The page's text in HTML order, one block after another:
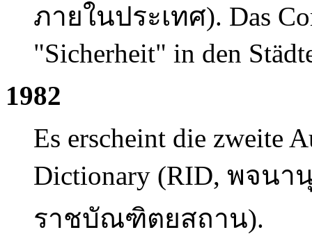
ภายในประเทศ). Das
"Sicherheit" in den
1982
Es erscheint die zweite
Dictionary (RID, พจนา
ราชบัณฑิตยสถาน).